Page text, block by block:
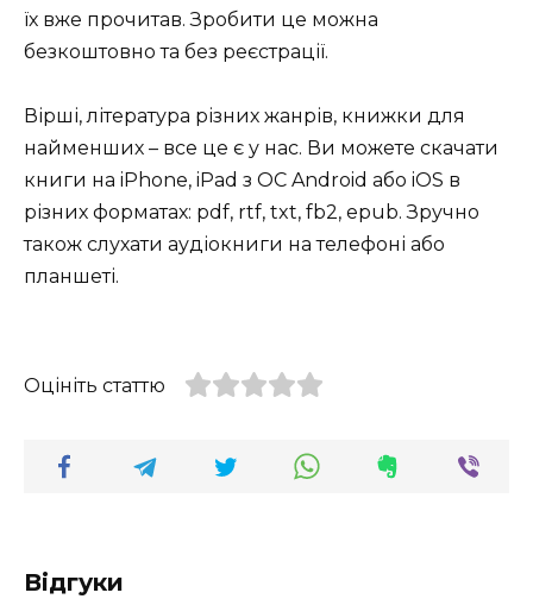
їх вже прочитав. Зробити це можна
безкоштовно та без реєстрації.
Вірші, література різних жанрів, книжки для
найменших – все це є у нас. Ви можете скачати
книги на iPhone, iPad з ОС Android або iOS в
різних форматах: pdf, rtf, txt, fb2, epub. Зручно
також слухати аудіокниги на телефоні або
планшеті.
Оцініть статтю
Відгуки